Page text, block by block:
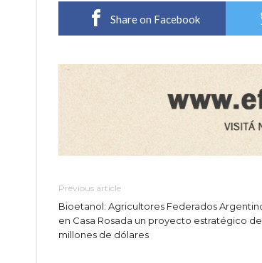
Share on Facebook
Previous article
Bioetanol: Agricultores Federados
en Casa Rosada un proyecto estratégico de
millones de dólares